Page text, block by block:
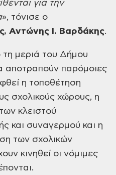
γιατην
», τόνισε ο
Αντώνης Ι. Βαρδάκης.
τη μεριά του Δήμου
αποτραπούν παρόμοιες
η τοποθέτηση
σχολικούς χώρους, η
κλειστού
και συναγερμού και η
των σχολικών
κινηθεί οι νόμιμες